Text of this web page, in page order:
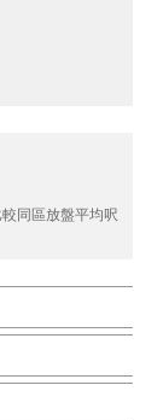
較同區放盤平均呎